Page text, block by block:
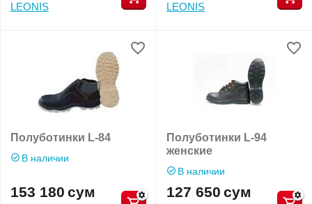
LEONIS LEONIS
Полуботинки L-84
В наличии
153 180 сум
Полуботинки L-94
женские
В наличии
127 650 сум